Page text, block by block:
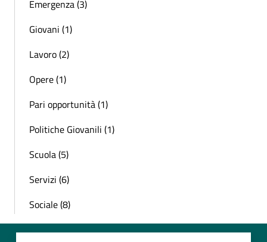
Emergenza (3)
Giovani (1)
Lavoro (2)
Opere (1)
Pari opportunità (1)
Politiche Giovanili (1)
Scuola (5)
Servizi (6)
Sociale (8)